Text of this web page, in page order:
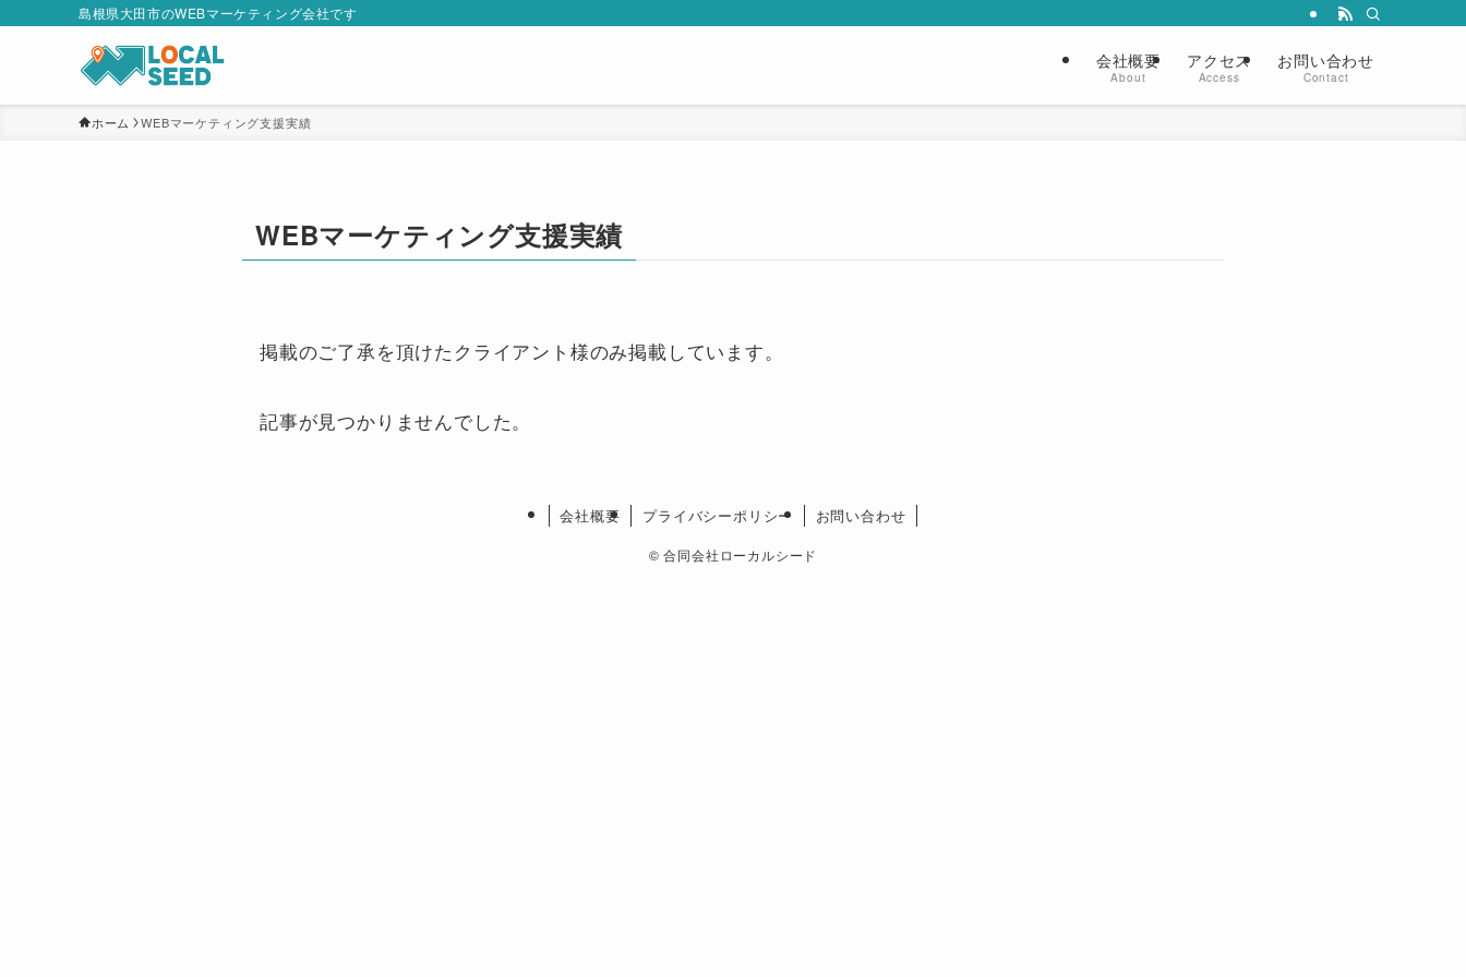
島根県大田市のWEBマーケティング会社です
会社概要
About
アクセス
Access
お問い合わせ
Contact
ホーム WEBマーケティング支援実績
WEBマーケティング支援実績
掲載のご了承を頂けたクライアント様のみ掲載しています。
記事が見つかりませんでした。
会社概要 プライバシーポリシー お問い合わせ
© 合同会社ローカルシード